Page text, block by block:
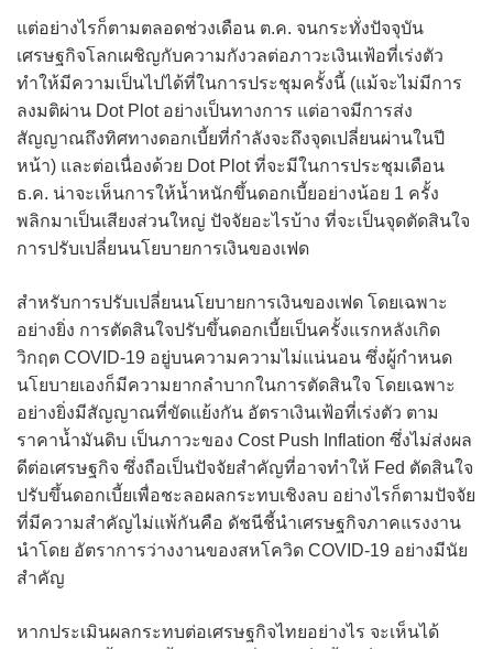
แต่อย่างไรก็ตามตลอดช่วงเดือน ต.ค. จนกระทั่งปัจจุบัน
เศรษฐกิจโลกเผชิญกับความกังวลต่อภาวะเงินเฟ้อที่เร่งตัว
ทำให้มีความเป็นไปได้ที่ในการประชุมครั้งนี้ (แม้จะไม่มีการ
ลงมติผ่าน Dot Plot อย่างเป็นทางการ แต่อาจมีการส่ง
สัญญาณถึงทิศทางดอกเบี้ยที่กำลังจะถึงจุดเปลี่ยนผ่านในปี
หน้า) และต่อเนื่องด้วย Dot Plot ที่จะมีในการประชุมเดือน
ธ.ค. น่าจะเห็นการให้น้ำหนักขึ้นดอกเบี้ยอย่างน้อย 1 ครั้ง
พลิกมาเป็นเสียงส่วนใหญ่ ปัจจัยอะไรบ้าง ที่จะเป็นจุดตัดสินใจ
การปรับเปลี่ยนนโยบายการเงินของเฟด
สำหรับการปรับเปลี่ยนนโยบายการเงินของเฟด โดยเฉพาะ
อย่างยิ่ง การตัดสินใจปรับขึ้นดอกเบี้ยเป็นครั้งแรกหลังเกิด
วิกฤต COVID-19 อยู่บนความความไม่แน่นอน ซึ่งผู้กำหนด
นโยบายเองก็มีความยากลำบากในการตัดสินใจ โดยเฉพาะ
อย่างยิ่งมีสัญญาณที่ขัดแย้งกัน อัตราเงินเฟ้อที่เร่งตัว ตาม
ราคาน้ำมันดิบ เป็นภาวะของ Cost Push Inflation ซึ่งไม่ส่งผล
ดีต่อเศรษฐกิจ ซึ่งถือเป็นปัจจัยสำคัญที่อาจทำให้ Fed ตัดสินใจ
ปรับขึ้นดอกเบี้ยเพื่อชะลอผลกระทบเชิงลบ อย่างไรก็ตามปัจจัย
ที่มีความสำคัญไม่แพ้กันคือ ดัชนีชี้นำเศรษฐกิจภาคแรงงาน
นำโดย อัตราการว่างงานของสหโควิด COVID-19 อย่างมีนัย
สำคัญ
หากประเมินผลกระทบต่อเศรษฐกิจไทยอย่างไร จะเห็นได้